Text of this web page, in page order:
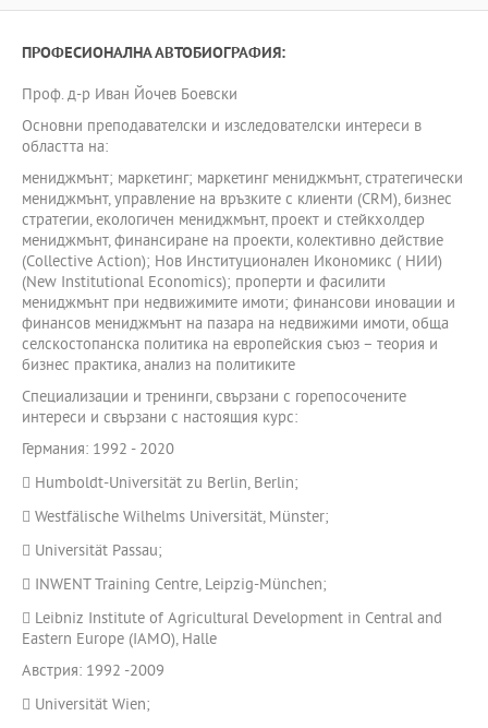
ПРОФЕСИОНАЛНА АВТОБИОГРАФИЯ:
Проф. д-р Иван Йочев Боевски
Основни преподавателски и изследователски интереси в
областта на:
мениджмънт; маркетинг; маркетинг мениджмънт, стратегически
мениджмънт, управление на връзките с клиенти (CRM), бизнес
стратегии, екологичен мениджмънт, проект и стейкхолдер
мениджмънт, финансиране на проекти, колективно действие
(Collective Action); Нов Институционален Икономикс ( НИИ)
(New Institutional Economics); проперти и фасилити
мениджмънт при недвижимите имоти; финансови иновации и
финансов мениджмънт на пазара на недвижими имоти, обща
селскостопанска политика на европейския съюз – теория и
бизнес практика, анализ на политиките
Специализации и тренинги, свързани с горепосочените
интереси и свързани с настоящия курс:
Германия: 1992 - 2020
 Humboldt-Universität zu Berlin, Berlin;
 Westfälische Wilhelms Universität, Münster;
 Universität Passau;
 INWENT Training Centre, Leipzig-München;
 Leibniz Institute of Agricultural Development in Central and
Eastern Europe (IAMO), Halle
Австрия: 1992 -2009
 Universität Wien;